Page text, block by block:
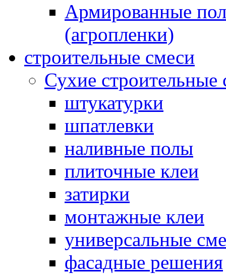
Армированные
(агропленки)
строительные смеси
Сухие строительные
штукатурки
шпатлевки
наливные полы
плиточные клеи
затирки
монтажные клеи
универсальные
фасадные решения